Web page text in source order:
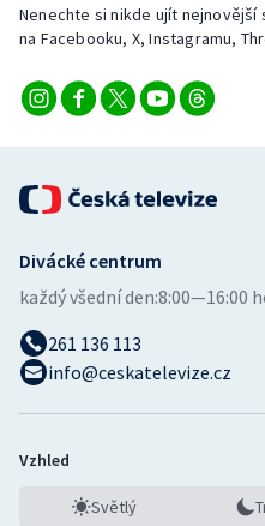
Nenechte si nikde ujít
na Facebooku, X, Instagramu,
Divácké centrum
každý všední den:8:00—16:00
261 136 113
info@ceskatelevize.cz
Vzhled
Světlý